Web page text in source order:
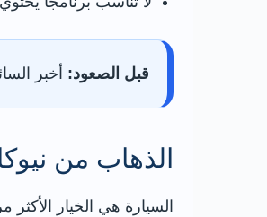
قبل الصعود: أخبر
الذهاب من
السيارة هي الخيار